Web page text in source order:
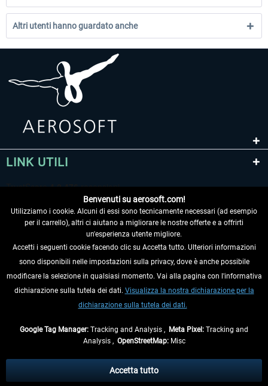
Altri utenti hanno guardato anche
LINK UTILI
RECEDERE DAL CONTRATTO
INFORMAZIONI
eventualmente le spese di spedizione, se non diversamente descritto.
** Riguarda le spedizioni al di fuori della Germania, i tempi di consegna per le
Benvenuti su aerosoft.com!
Utilizziamo i cookie. Alcuni di essi sono tecnicamente necessari (ad esempio
per il carrello), altri ci aiutano a migliorare le nostre offerte e a offrirti
un'esperienza utente migliore.
Accetti i seguenti cookie facendo clic su Accetta tutto. Ulteriori informazioni
sono disponibili nelle impostazioni sulla privacy, dove è anche possibile
modificare la selezione in qualsiasi momento. Vai alla pagina con l'informativa
dichiarazione sulla tutela dei dati. Visualizza la nostra dichiarazione per la
dichiarazione sulla tutela dei dati.
Google Tag Manager: Tracking and Analysis , Meta Pixel: Tracking and
Analysis , OpenStreetMap:Misc
Accetta tutto